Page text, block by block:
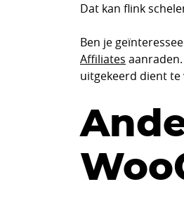
Dat kan flink
Ben je
Affiliates
uitgekeerd dient te